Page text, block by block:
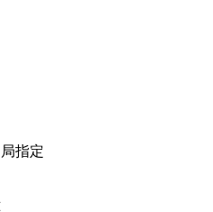
指定